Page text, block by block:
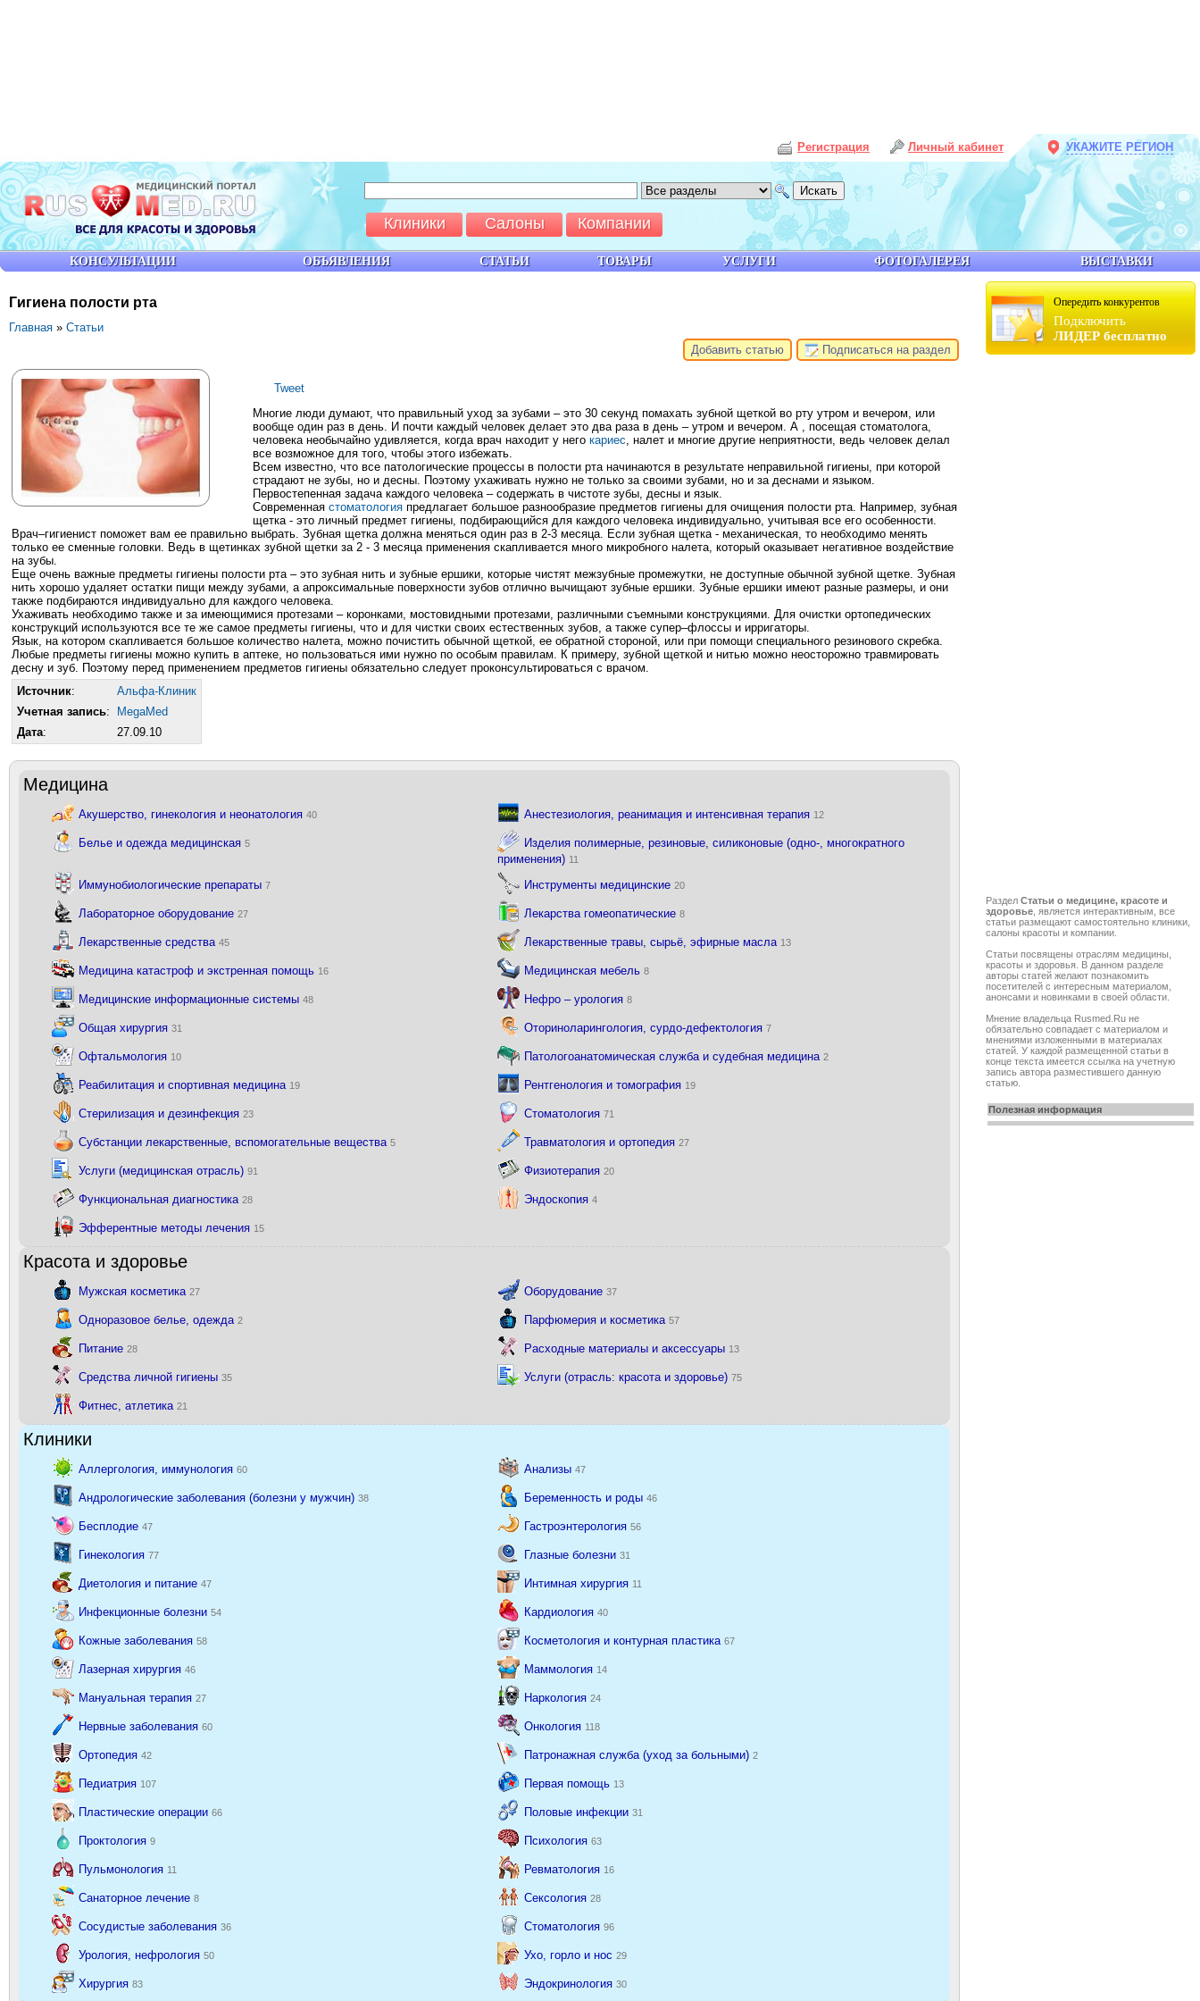
Опередить конкурентов
Подключить
ЛИДЕР бесплатно
Раздел Статьи о медицине, красоте и
здоровье , является интерактивным, все
статьи размещают самостоятельно клиники,
салоны красоты и компании.
Cтатьи посвящены отраслям медицины,
красоты и здоровья. В данном разделе
авторы статей желают познакомить
посетителей с интересным материалом,
анонсами и новинками в своей области.
Мнение владельца Rusmed.Ru не
обязательно совпадает с материалом и
мнениями изложенными в материалах
статей. У каждой размещенной статьи в
конце текста имеется ссылка на учетную
запись автора разместившего данную
статью.
Полезная информация
Гигиена полости рта
Главная » Статьи
Добавить статью
Подписаться на раздел
Tweet
Многие люди думают, что правильный уход за зубами – это 30 секунд помахать зубной щеткой во рту утром и вечером, или
вообще один раз в день. И почти каждый человек делает это два раза в день – утром и вечером. А , посещая стоматолога,
человека необычайно удивляется, когда врач находит у него кариес , налет и многие другие неприятности, ведь человек делал
все возможное для того, чтобы этого избежать.
Всем известно, что все патологические процессы в полости рта начинаются в результате неправильной гигиены, при которой
страдают не зубы, но и десны. Поэтому ухаживать нужно не только за своими зубами, но и за деснами и языком.
Первостепенная задача каждого человека – содержать в чистоте зубы, десны и язык.
Современная стоматология предлагает большое разнообразие предметов гигиены для очищения полости рта. Например, зубная
щетка - это личный предмет гигиены, подбирающийся для каждого человека индивидуально, учитывая все его особенности.
Врач–гигиенист поможет вам ее правильно выбрать. Зубная щетка должна меняться один раз в 2-3 месяца. Если зубная щетка - механическая, то необходимо менять
только ее сменные головки. Ведь в щетинках зубной щетки за 2 - 3 месяца применения скапливается много микробного налета, который оказывает негативное воздействие
на зубы.
Еще очень важные предметы гигиены полости рта – это зубная нить и зубные ершики, которые чистят межзубные промежутки, не доступные обычной зубной щетке. Зубная
нить хорошо удаляет остатки пищи между зубами, а апроксимальные поверхности зубов отлично вычищают зубные ершики. Зубные ершики имеют разные размеры, и они
также подбираются индивидуально для каждого человека.
Ухаживать необходимо также и за имеющимися протезами – коронками, мостовидными протезами, различными съемными конструкциями. Для очистки ортопедических
конструкций используются все те же самое предметы гигиены, что и для чистки своих естественных зубов, а также супер–флоссы и ирригаторы.
Язык, на котором скапливается большое количество налета, можно почистить обычной щеткой, ее обратной стороной, или при помощи специального резинового скребка.
Любые предметы гигиены можно купить в аптеке, но пользоваться ими нужно по особым правилам. К примеру, зубной щеткой и нитью можно неосторожно травмировать
десну и зуб. Поэтому перед применением предметов гигиены обязательно следует проконсультироваться с врачом.
Источник:
Альфа-Клиник
Учетная запись:
MegaMed
Дата: 27.09.10
Медицина
Акушерство, гинекология и неонатология 40 Анестезиология, реанимация и интенсивная терапия 12
Белье и одежда медицинская 5
Изделия полимерные, резиновые, силиконовые (одно-, многократного
применения) 11
Иммунобиологические препараты 7 Инструменты медицинские 20
Лабораторное оборудование 27 Лекарства гомеопатические 8
Лекарственные средства 45 Лекарственные травы, сырьё, эфирные масла 13
Медицина катастроф и экстренная помощь 16 Медицинская мебель 8
Медицинские информационные системы 48 Нефро – урология 8
Общая хирургия 31 Оториноларингология, сурдо-дефектология 7
Офтальмология 10 Патологоанатомическая служба и судебная медицина 2
Реабилитация и спортивная медицина 19 Рентгенология и томография 19
Стерилизация и дезинфекция 23 Стоматология 71
Субстанции лекарственные, вспомогательные вещества 5 Травматология и ортопедия 27
Услуги (медицинская отрасль) 91 Физиотерапия 20
Функциональная диагностика 28 Эндоскопия 4
Эфферентные методы лечения 15
Красота и здоровье
Мужская косметика 27 Оборудование 37
Одноразовое белье, одежда 2 Парфюмерия и косметика 57
Питание 28 Расходные материалы и аксессуары 13
Средства личной гигиены 35 Услуги (отрасль: красота и здоровье) 75
Фитнес, атлетика 21
Клиники
Аллергология, иммунология 60 Анализы 47
Андрологические заболевания (болезни у мужчин) 38 Беременность и роды 46
Бесплодие 47 Гастроэнтерология 56
Гинекология 77 Глазные болезни 31
Диетология и питание 47 Интимная хирургия 11
Инфекционные болезни 54 Кардиология 40
Кожные заболевания 58 Косметология и контурная пластика 67
Лазерная хирургия 46 Маммология 14
Мануальная терапия 27 Наркология 24
Нервные заболевания 60 Онкология 118
Ортопедия 42 Патронажная служба (уход за больными) 2
Педиатрия 107 Первая помощь 13
Пластические операции 66 Половые инфекции 31
Проктология 9 Психология 63
Пульмонология 11 Ревматология 16
Санаторное лечение 8 Сексология 28
Сосудистые заболевания 36 Стоматология 96
Урология, нефрология 50 Ухо, горло и нос 29
Хирургия 83 Эндокринология 30
КОНСУЛЬТАЦИИ ОБЪЯВЛЕНИЯ СТАТЬИ ТОВАРЫ УСЛУГИ ФОТОГАЛЕРЕЯ ВЫСТАВКИ
Клиники Салоны Компании
Личный кабинет
Регистрация УКАЖИТЕ РЕГИОН